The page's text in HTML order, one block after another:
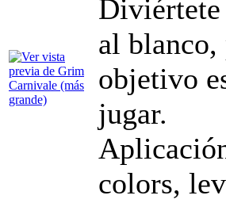
al blanco,
objetivo
jugar.
colors,